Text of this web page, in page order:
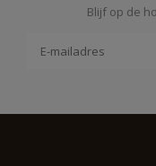
Blijf op de